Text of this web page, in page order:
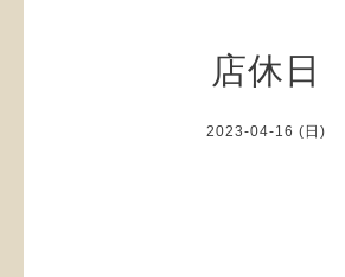
店休日
2023-04-16 (日)